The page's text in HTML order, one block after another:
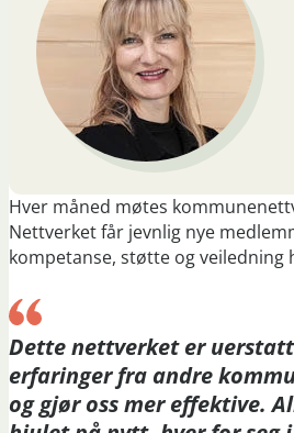
Hver måned møtes
Nettverket får jevnlig nye
kompetanse, støtte og
Dette nettverket er
erfaringer fra andre
og gjør oss mer effektive.